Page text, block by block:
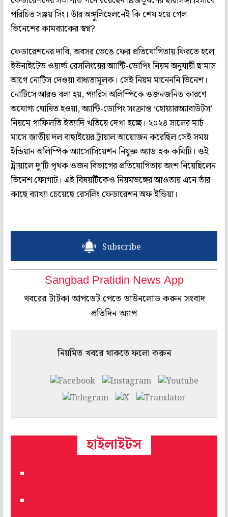
পরিচিত সঞ্জয় সিং। তাঁর অঙ্গুলিহেলনেই কি শেষ হয়ে গেল
ভিনেশের কামব্যাকের স্বপ্ন?
ফেডারেশনের দাবি, অবসর ভেঙে ফের প্রতিযোগিতায় ফিরতে হলে
ইউনাইটেড ওয়ার্ল্ড রেসলিংয়ের অ্যান্টি-ডোপিং নিয়ম অনুযায়ী ছ’মাস
আগে নোটিস দেওয়া বাধ্যতামূলক। সেই নিয়ম মানেননি ভিনেশ।
নোটিসে আরও বলা হয়, প্যারিস অলিম্পিকে ওজনজনিত কারণে
অযোগ্য ঘোষিত হওয়া, অ্যান্টি-ডোপিং সংক্রান্ত ‘হোয়্যারঅ্যাবাউটস’
নিয়মে গাফিলতি ইত্যাদি খতিয়ে দেখা হচ্ছে। ২০২৪ সালের মার্চ
মাসে জাতীয় দল বাছাইয়ের ট্রায়াল আয়োজন করেছিল সেই সময়
ইন্ডিয়ান অলিম্পিক অ্যাসোসিয়েশন নিযুক্ত অ্যাড-হক কমিটি। ওই
ট্রায়ালে দু’টি পৃথক ওজন বিভাগের প্রতিযোগিতায় অংশ নিয়েছিলেন
ভিনেশ ফোগাট। এই বিষয়টিকেও নিয়মভঙ্গের আওতায় এনে তাঁর
কাছে ব্যাখ্যা চেয়েছে রেসলিং ফেডারেশন অফ ইন্ডিয়া।
Subscribe
Sangbad Pratidin News App
খবরের টাটকা আপডেট পেতে ডাউনলোড করুন সংবাদ
প্রতিদিন অ্যাপ
নিয়মিত খবরে থাকতে ফলো করুন
হাইলাইটস